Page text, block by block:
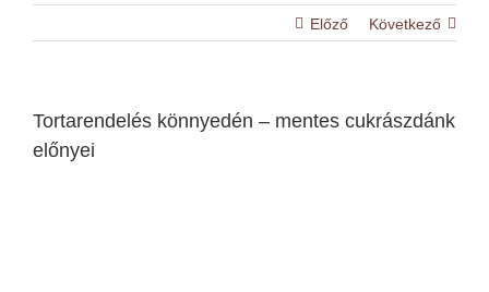
Előző Következő
Tortarendelés könnyedén – mentes cukrászdánk
előnyei